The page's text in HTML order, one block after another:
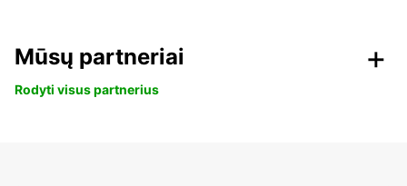
Mūsų partneriai
Rodyti visus partnerius